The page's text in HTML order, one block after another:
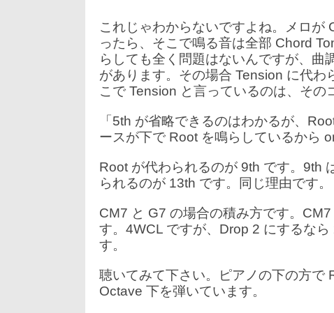
これじゃわからないですよね。メロが
ったら、そこで鳴る音は全部 Chord
らしても全く問題はないんですが、曲
があります。その場合 Tension に代わ
こで Tension と言っているのは、その
「5th が省略できるのはわかるが、
ースが下で Root を鳴らしているから
Root が代わられるのが 9th です。9th
られるのが 13th です。同じ理由です。
CM7 と G7 の場合の積み方です。
す。4WCL ですが、Drop 2 にするな
す。
聴いてみて下さい。ピアノの下の方で
Octave 下を弾いています。